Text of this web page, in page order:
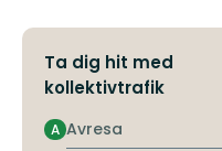
Ta dig hit med
kollektivtrafik
Avresa
A